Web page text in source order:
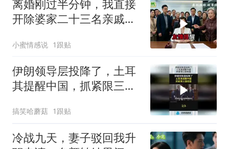
离婚刚过半分钟，我直接
开除婆家二十三名亲戚，
归她儿子管理
小蜜情感说 1跟贴
伊朗领导层投降了，土耳
其提醒中国，抓紧限三国
搞笑哈蘑菇 1跟贴
冷战九天，妻子驳回我升